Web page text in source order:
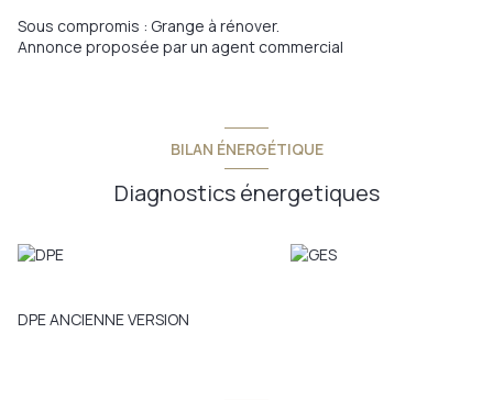
Sous compromis : Grange à rénover.
Annonce proposée par un agent commercial
BILAN ÉNERGÉTIQUE
Diagnostics énergetiques
DPE ANCIENNE VERSION